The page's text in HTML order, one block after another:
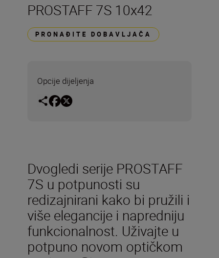
PROSTAFF 7S 10x42
PRONAĐITE DOBAVLJAČA
Opcije dijeljenja
Dvogledi serije PROSTAFF
7S u potpunosti su
redizajnirani kako bi pružili i
više elegancije i napredniju
funkcionalnost. Uživajte u
potpuno novom optičkom